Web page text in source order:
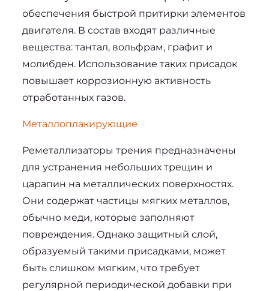
обеспечения быстрой притирки элементов
двигателя. В состав входят различные
вещества: тантал, вольфрам, графит и
молибден. Использование таких присадок
повышает коррозионную активность
отработанных газов.
Металлоплакирующие
Реметаллизаторы трения предназначены
для устранения небольших трещин и
царапин на металлических поверхностях.
Они содержат частицы мягких металлов,
обычно меди, которые заполняют
повреждения. Однако защитный слой,
образуемый такими присадками, может
быть слишком мягким, что требует
регулярной периодической добавки при